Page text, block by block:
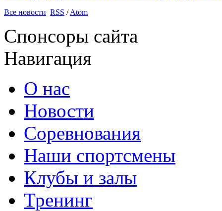
Все новости RSS /Atom
Спонсоры сайта
Навигация
О нас
Новости
Соревнования
Наши спортсмены
Клубы и залы
Тренинг